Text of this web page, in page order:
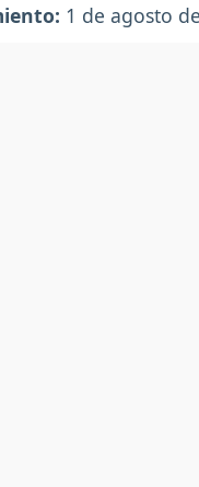
1 de agosto